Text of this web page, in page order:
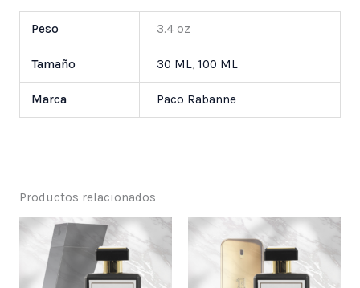
Peso 3.4 oz
Tamaño 30 ML, 100 ML
Marca Paco Rabanne
Productos relacionados
Price
$ 25,000
through
$ 55,000
Price
$ 25,000
through
$ 55,000